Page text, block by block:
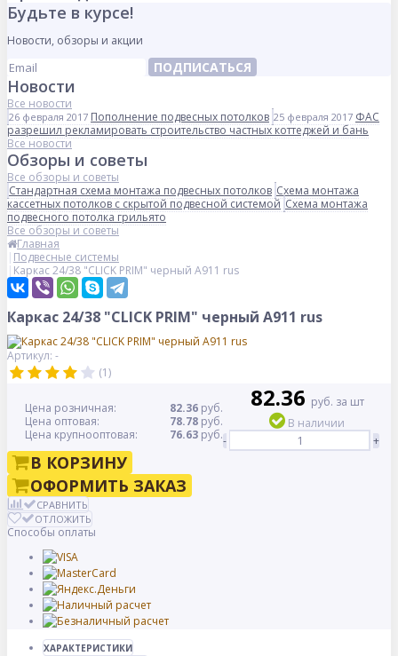
Будьте в курсе!
Новости, обзоры и акции
ПОДПИСАТЬСЯ
Новости
Все новости
26 февраля 2017 Пополнение подвесных потолков 25 февраля 2017 ФАС
разрешил рекламировать строительство частных коттеджей и бань
Все новости
Обзоры и советы
Все обзоры и советы
Стандартная схема монтажа подвесных потолков Схема монтажа
кассетных потолков с скрытой подвесной системой Схема монтажа
подвесного потолка грильято
Все обзоры и советы
Главная
Подвесные системы
Каркас 24/38 "CLICK PRIM" черный А911 rus
Каркас 24/38 "CLICK PRIM" черный А911 rus
Артикул: -
(1)
Цена розничная: 82.36 руб.
Цена оптовая:
78.78 руб.
Цена крупнооптовая:
76.63 руб.
82.36 руб. за шт
В наличии
-
+
В КОРЗИНУ
ОФОРМИТЬ ЗАКАЗ
СРАВНИТЬ
ОТЛОЖИТЬ
Способы оплаты
ХАРАКТЕРИСТИКИ